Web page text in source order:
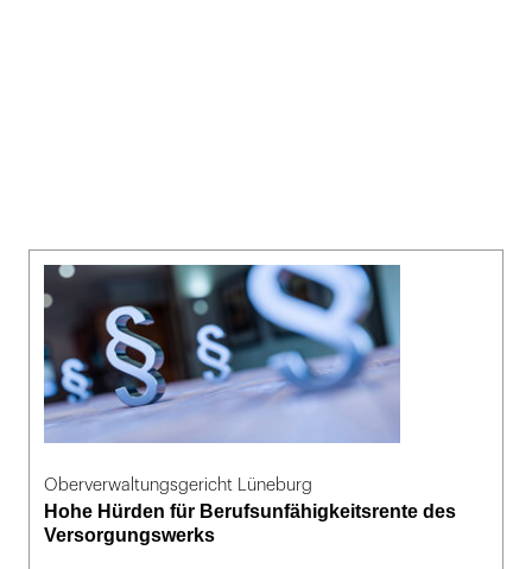
Oberverwaltungsgericht Lüneburg
Hohe Hürden für Berufsunfähigkeitsrente des
Versorgungswerks